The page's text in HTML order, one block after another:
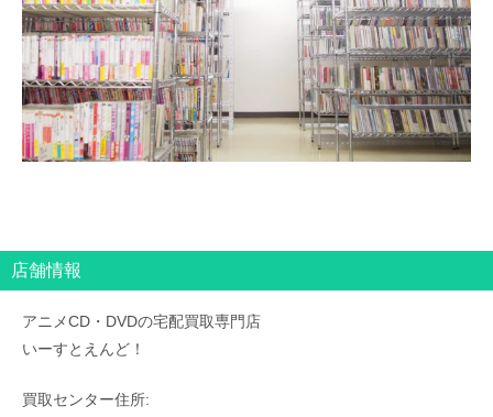
店舗情報
アニメCD・DVDの宅配買取専門店
いーすとえんど！
買取センター住所: